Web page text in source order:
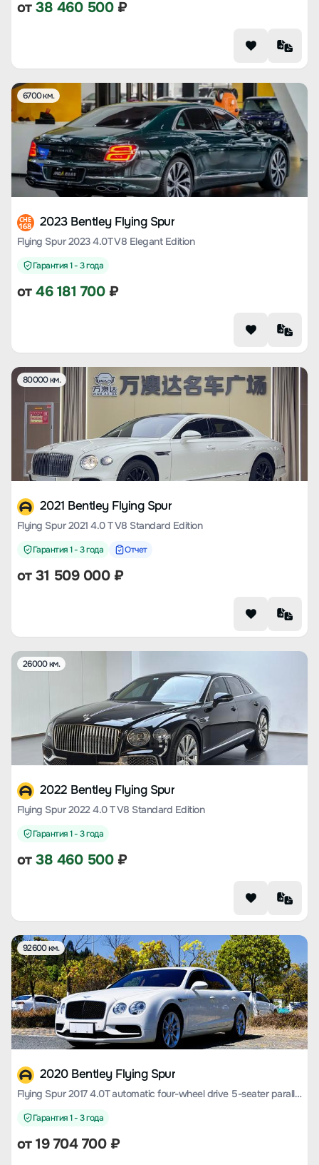
от38 460 500₽
6700 км.
CHE
168 2023 Bentley Flying Spur
Flying Spur 2023 4.0T V8 Elegant Edition
Гарантия 1 - 3 года
от46 181 700₽
80000 км.
2021 Bentley Flying Spur
Flying Spur 2021 4.0 T V8 Standard Edition
Гарантия 1 - 3 года Отчет
от31 509 000₽
26000 км.
2022 Bentley Flying Spur
Flying Spur 2022 4.0 T V8 Standard Edition
Гарантия 1 - 3 года
от38 460 500₽
92600 км.
2020 Bentley Flying Spur
Flying Spur 2017 4.0T automatic four-wheel drive 5-seater parallel import
Гарантия 1 - 3 года
от19 704 700₽